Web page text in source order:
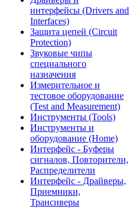
интерфейсы (Drivers and
Interfaces)
Защита цепей (Circuit
Protection)
Звуковые чипы
специального
назначения
Измерительное и
тестовое оборудование
(Test and Measurement)
Инструменты (Tools)
Инструменты и
оборудование (Home)
Интерфейс - Буферы
сигналов, Повторители,
Распределители
Интерфейс - Драйверы,
Приемники,
Трансиверы